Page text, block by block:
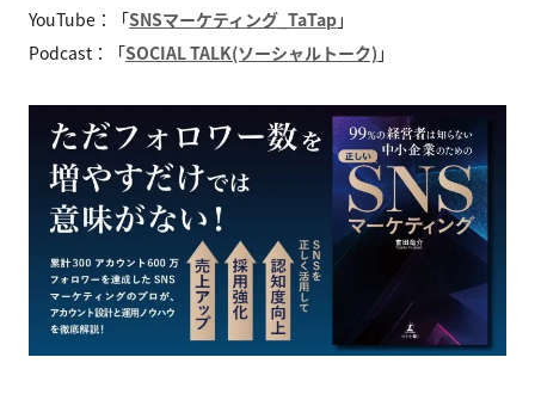
YouTube：「SNSマーケティング_TaTap」
Podcast：「SOCIAL TALK(ソーシャルトーク) 」